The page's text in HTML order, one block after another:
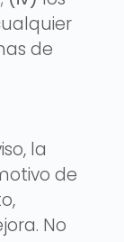
de
la
de
No